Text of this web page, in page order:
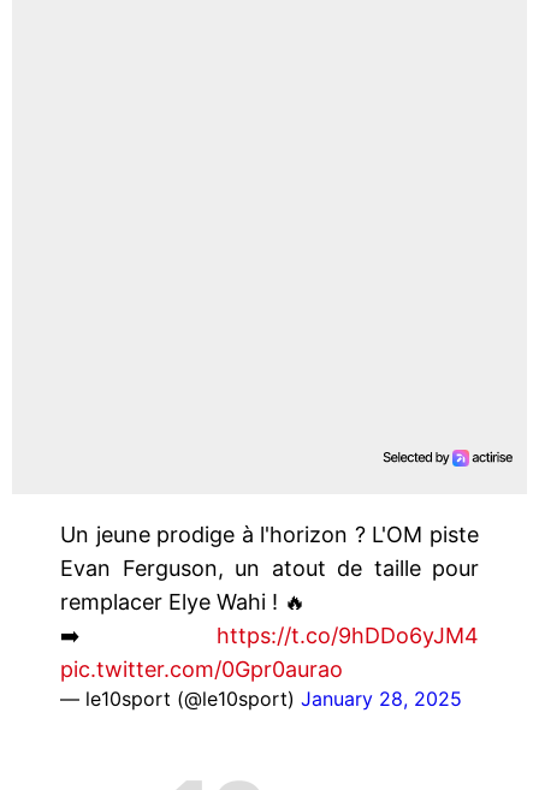
Un jeune prodige à l'horizon ? L'OM piste
Evan Ferguson, un atout de taille pour
remplacer Elye Wahi ! 🔥
➡️ https://t.co/9hDDo6yJM4
pic.twitter.com/0Gpr0aurao
— le10sport (@le10sport) January 28, 2025